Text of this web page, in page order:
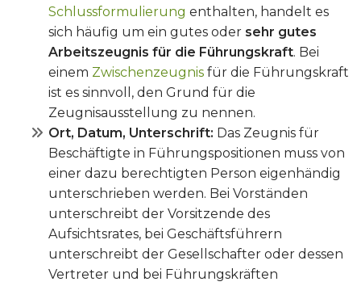
Schlussformulierung enthalten, handelt es
sich häufig um ein gutes oder sehr gutes
Arbeitszeugnis für die Führungskraft. Bei
einem Zwischenzeugnis für die Führungskraft
ist es sinnvoll, den Grund für die
Zeugnisausstellung zu nennen.
Ort, Datum, Unterschrift: Das Zeugnis für
Beschäftigte in Führungspositionen muss von
einer dazu berechtigten Person eigenhändig
unterschrieben werden. Bei Vorständen
unterschreibt der Vorsitzende des
Aufsichtsrates, bei Geschäftsführern
unterschreibt der Gesellschafter oder dessen
Vertreter und bei Führungskräften